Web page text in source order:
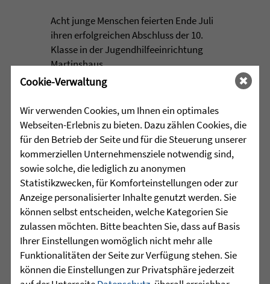
Acht junge Menschen feierten Ende Juli
ihren erfolgreichen Abschluss der 10.
Klasse in der Jugendhilfeeinrichtung
Martinshaus ...
mehr lesen
29.07.2026 | • HÖR-SPRACHZENTRUM
Projektwoche „Aus alt mach
neu“ und 25 Jahre
Sprachheilschule Biberach
Im Mai stand an der Sprachheilschule
Biberach alles im Zeichen des Umwelt-
und Klimaschutzes. Unter dem Motto
„Aus alt mach neu“ beschäftigten sich
Cookie-Verwaltung
Wir verwenden Cookies, um Ihnen ein optimales
Webseiten-Erlebnis zu bieten. Dazu zählen Cookies, die
für den Betrieb der Seite und für die Steuerung unserer
kommerziellen Unternehmensziele notwendig sind,
sowie solche, die lediglich zu anonymen
Statistikzwecken, für Komforteinstellungen oder zur
Anzeige personalisierter Inhalte genutzt werden. Sie
können selbst entscheiden, welche Kategorien Sie
zulassen möchten. Bitte beachten Sie, dass auf Basis
Ihrer Einstellungen womöglich nicht mehr alle
Funktionalitäten der Seite zur Verfügung stehen. Sie
können die Einstellungen zur Privatsphäre jederzeit